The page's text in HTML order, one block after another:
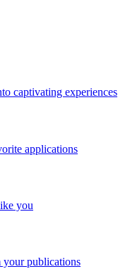
captivating experiences
applications
you
your publications